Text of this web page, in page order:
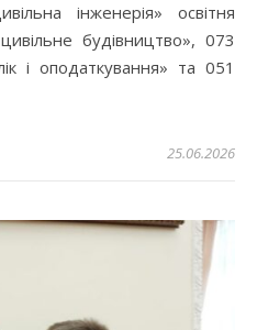
інженерія» освітня
будівництво», 073
і оподаткування» та 051
25.06.2026